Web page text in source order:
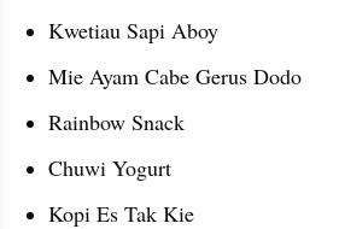
Kwetiau Sapi Aboy
Mie Ayam Cabe Gerus Dodo
Rainbow Snack
Chuwi Yogurt
Kopi Es Tak Kie